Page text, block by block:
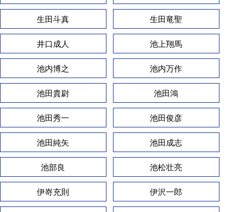
生田斗真 生田竜聖
井口成人 池上翔馬
池内博之 池内万作
池田貴尉 池田鴻
池田秀一 池田俊彦
池田純矢 池田成志
池部良 池松壮亮
伊嵜充則 伊沢一郎